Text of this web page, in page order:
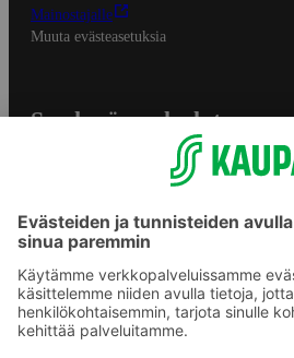
Mainostajalle
Muuta evästeasetuksia
S-ryhmän palvelut
Yhteishyvä Ruoka -sovellus
S-ostoslista -sovellus
Prisma.fi
Sokos.fi
S-Pankki